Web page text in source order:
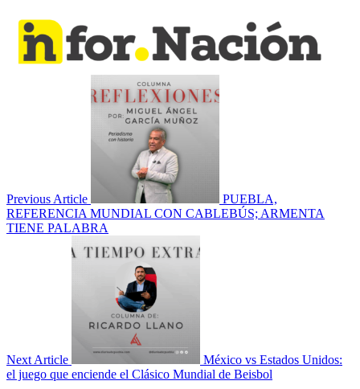
Previous Article
PUEBLA,
REFERENCIA MUNDIAL CON CABLEBÚS; ARMENTA
TIENE PALABRA
Next Article
México vs Estados Unidos:
el juego que enciende el Clásico Mundial de Beisbol